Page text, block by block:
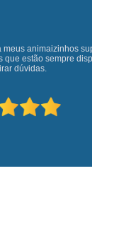
super bem
sempre disponíveis